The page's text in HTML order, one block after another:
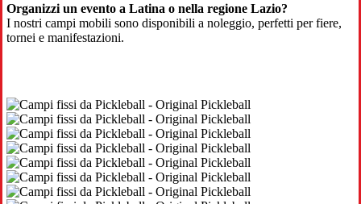
Organizzi un evento a Latina o nella regione Lazio?
I nostri campi mobili sono disponibili a noleggio, perfetti per fiere,
tornei e manifestazioni.